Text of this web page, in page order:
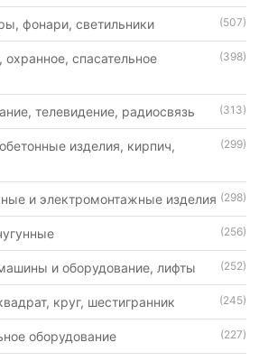
фонари, светильники (507)
спасательное
(398)
телевидение, радиосвязь (313)
изделия, кирпич,
(299)
и электромонтажные изделия (298)
(256)
и оборудование, лифты (252)
круг, шестигранник (245)
оборудование (227)